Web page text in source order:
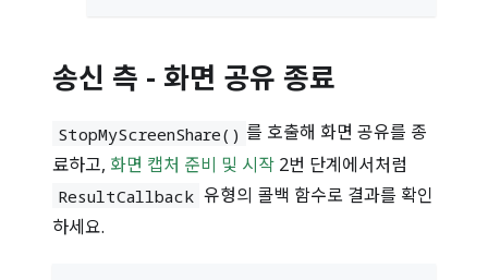
송신 측 - 화면 공유 종료
StopMyScreenShare() 를 호출해 화면 공유를 종
료하고, 화면 캡처 준비 및 시작 2번 단계에서처럼
ResultCallback 유형의 콜백 함수로 결과를 확인
하세요.